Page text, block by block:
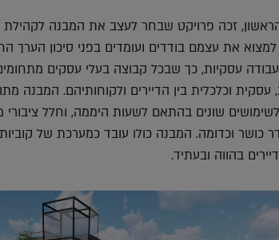
זכה פרויקט שבחר לעצב את המבנה לקהילת
למצוא את עצמם בודדים ועומדים בפני סיכון הערך
עסקיות, כך שבכל קבוצה בעלי עסקים
וכלכלית בין הדיירים ולקוחותיהם. המבנה
שונים בהתאם לשעות היממה, וחלל
כושר וכדומה. המבנה כולו עובד כמערכת של
בהווה ובעתיד.